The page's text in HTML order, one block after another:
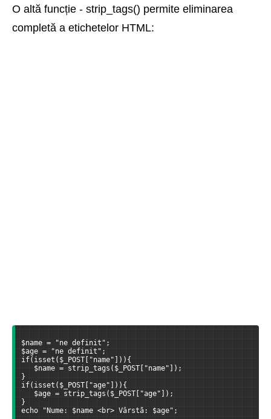
O altă funcție - strip_tags() permite eliminarea
completă a etichetelor HTML:
$name = "ne definit";
$age = "ne definit";
if(isset($_POST["name"])){
$name = strip_tags($_POST["name"]);
}
if(isset($_POST["age"])){
$age = strip_tags($_POST["age"]);
}
echo "Nume: $name <br> Vârstă: $age";